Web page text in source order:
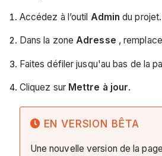
Accédez à l’outil Admin du projet.
Dans la zoneAdresse ,
Faites défiler jusqu'au bas de la
Cliquez sur Mettre à jour.
EN VERSION BÊTA
Une nouvelle version de la